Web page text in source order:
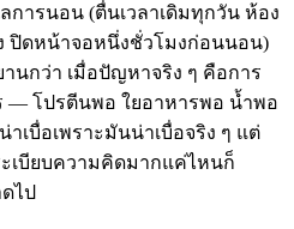
การนอน (ตื่นเวลาเดิมทุกวัน ห้อง
ปิดหน้าจอหนึ่งชั่วโมงก่อนนอน)
นกว่า เมื่อปัญหาจริง ๆ คือการ
— โปรตีนพอ ใยอาหารพอ น้ำพอ
เบื่อเพราะมันน่าเบื่อจริง ๆ แต่
เบียบความคิดมากแค่ไหนก็
ไป